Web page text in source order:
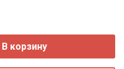
В корзину